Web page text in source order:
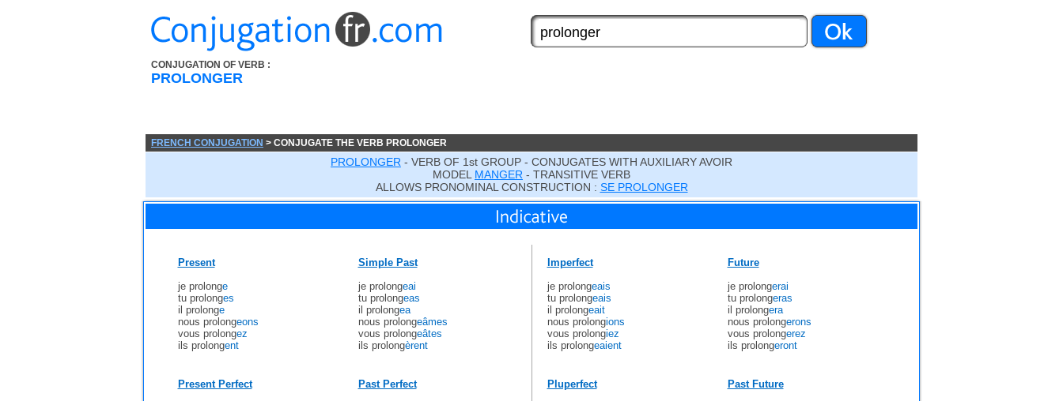
CONJUGATION OF VERB :
PROLONGER
FRENCH CONJUGATION > CONJUGATE THE VERB PROLONGER
PROLONGER - VERB OF 1st GROUP - CONJUGATES WITH AUXILIARY AVOIR
MODEL MANGER - TRANSITIVE VERB
ALLOWS PRONOMINAL CONSTRUCTION : SE PROLONGER
Present
je prolonge
tu prolonges
il prolonge
nous prolongeons
vous prolongez
ils prolongent
Simple Past
je prolongeai
tu prolongeas
il prolongea
nous prolongeâmes
vous prolongeâtes
ils prolongèrent
Present Perfect
Past Perfect
Imperfect
je prolongeais
tu prolongeais
il prolongeait
nous prolongions
vous prolongiez
ils prolongeaient
Future
je prolongerai
tu prolongeras
il prolongera
nous prolongerons
vous prolongerez
ils prolongeront
Pluperfect
Past Future